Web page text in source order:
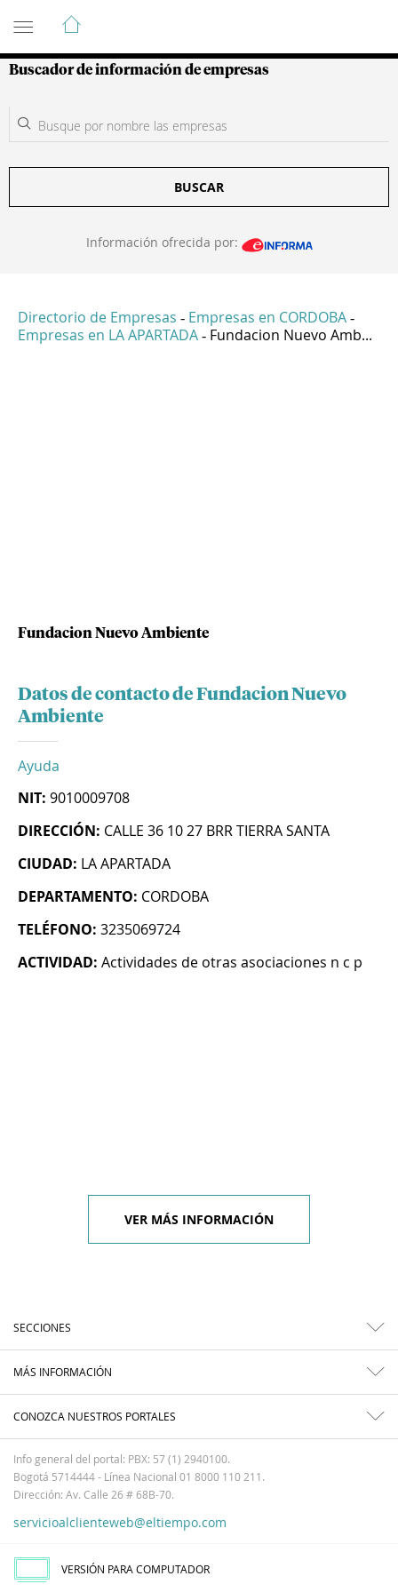
Guía de Empresas Colombianas
Buscador de información de empresas
BUSCAR
Información ofrecida por:
Directorio de Empresas - Empresas en CORDOBA -
Empresas en LA APARTADA - Fundacion Nuevo Amb...
Fundacion Nuevo Ambiente
Datos de contacto de Fundacion Nuevo
Ambiente
Ayuda
NIT: 9010009708
DIRECCIÓN: CALLE 36 10 27 BRR TIERRA SANTA
CIUDAD: LA APARTADA
DEPARTAMENTO: CORDOBA
TELÉFONO: 3235069724
ACTIVIDAD: Actividades de otras asociaciones n c p
VER MÁS INFORMACIÓN
SECCIONES
MÁS INFORMACIÓN
CONOZCA NUESTROS PORTALES
Info general del portal: PBX: 57 (1) 2940100.
Bogotá 5714444 - Línea Nacional 01 8000 110 211.
Dirección: Av. Calle 26 # 68B-70.
servicioalclienteweb@eltiempo.com
VERSIÓN PARA COMPUTADOR